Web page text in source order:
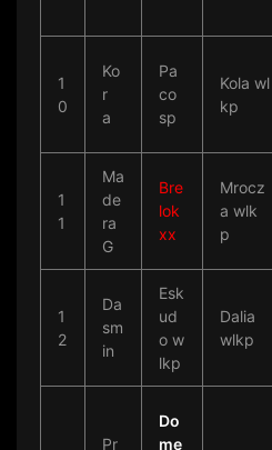
1
0
Ko
r
a
Pa
co
sp
Kola wl
kp
1
1
Ma
de
ra
G
Bre
lok
xx
Mrocz
a wlk
p
1
2
Da
sm
in
Esk
ud
o w
lkp
Dalia
wlkp
Pr
Do
me